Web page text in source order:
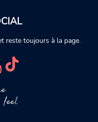
reste toujours à la page.